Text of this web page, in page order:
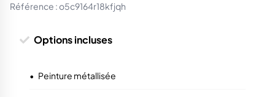
Référence :o5c9164r18kfjqh
Options incluses
• Peinture métallisée